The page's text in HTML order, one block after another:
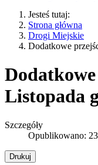
Jesteś tutaj:
Strona główna
Drogi Miejskie
Dodatkowe
Listopada
Szczegóły
Opublikowano:
Drukuj